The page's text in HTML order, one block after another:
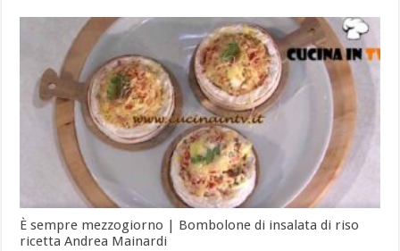
È sempre mezzogiorno | Bombolone di insalata di riso
ricetta Andrea Mainardi